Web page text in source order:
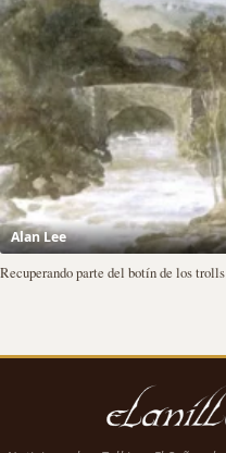
Alan Lee
Recuperando parte del botín de los trolls